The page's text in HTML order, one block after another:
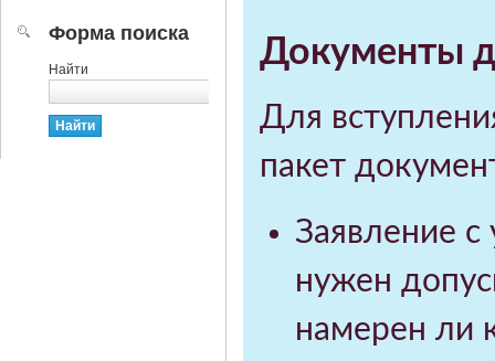
Документы
Для
пакет
Заявление с
нужен
намерен ли
Форма поиска
Найти